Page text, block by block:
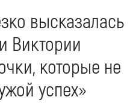
высказалась
Виктории
которые не
успех»